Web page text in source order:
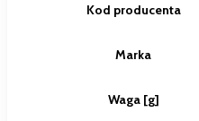
Kod producenta
Marka
Waga [g]